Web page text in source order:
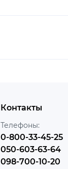
Контакты
Телефоны:
0-800-33-45-25
050-603-63-64
098-700-10-20